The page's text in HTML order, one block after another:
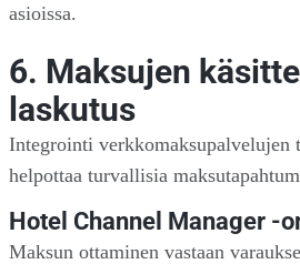
asioissa.
6. Maksujen
laskutus
Integrointi verkkomaksupalvelujen
helpottaa turvallisia
Hotel Channel Manager -
Maksun ottaminen vastaan